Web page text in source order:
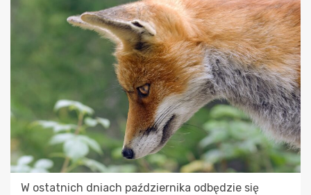
W ostatnich dniach października odbędzie się